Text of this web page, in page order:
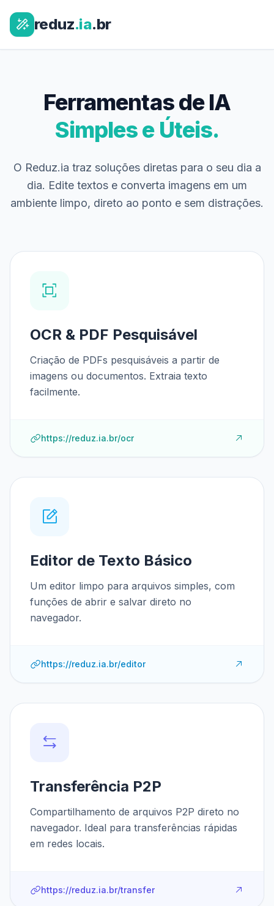
reduz.ia.br
Ferramentas de IA
Simples e Úteis.
O Reduz.ia traz soluções diretas para o seu dia a
dia. Edite textos e converta imagens em um
ambiente limpo, direto ao ponto e sem distrações.
OCR & PDF Pesquisável
Criação de PDFs pesquisáveis a partir de
imagens ou documentos. Extraia texto
facilmente.
https://reduz.ia.br/ocr
Editor de Texto Básico
Um editor limpo para arquivos simples, com
funções de abrir e salvar direto no
navegador.
https://reduz.ia.br/editor
Transferência P2P
Compartilhamento de arquivos P2P direto no
navegador. Ideal para transferências rápidas
em redes locais.
https://reduz.ia.br/transfer